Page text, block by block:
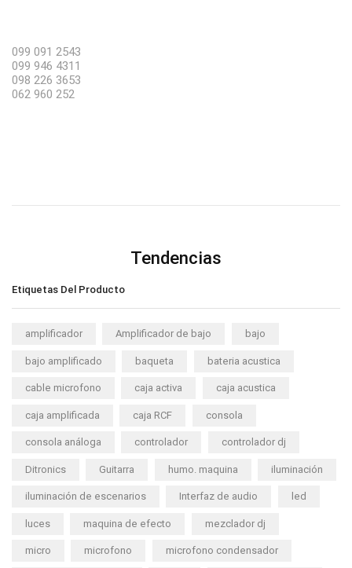
099 091 2543
099 946 4311
098 226 3653
062 960 252
Tendencias
Etiquetas Del Producto
amplificador Amplificador de bajo bajo
bajo amplificado baqueta bateria acustica
cable microfono caja activa caja acustica
caja amplificada caja RCF consola
consola análoga controlador controlador dj
Ditronics Guitarra humo. maquina iluminación
iluminación de escenarios Interfaz de audio led
luces maquina de efecto mezclador dj
micro microfono microfono condensador